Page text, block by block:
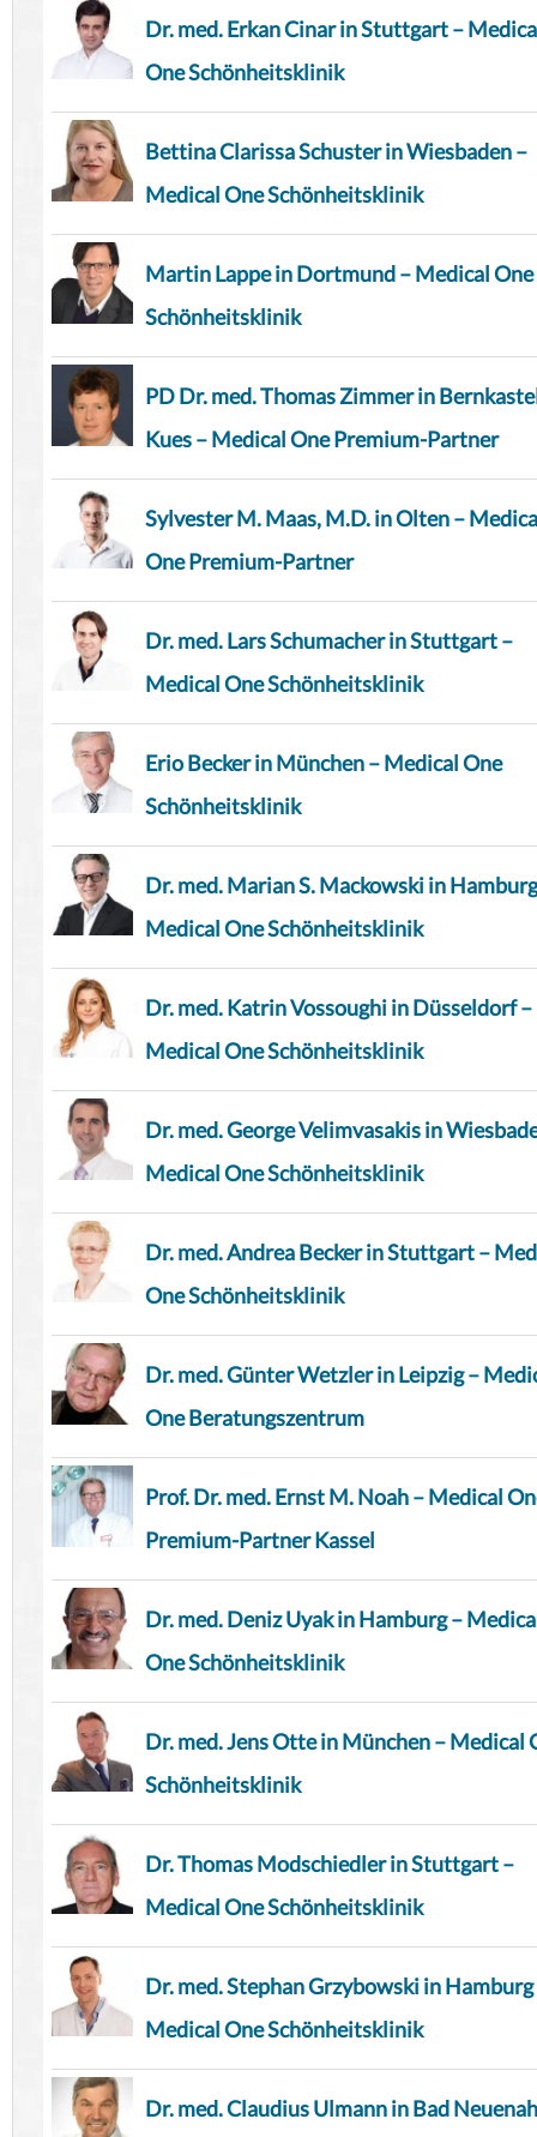
Dr. med. Erkan Cinar in Stuttgart –
One Schönheitsklinik
Bettina Clarissa Schuster in Wiesbaden –
Medical One Schönheitsklinik
Martin Lappe in Dortmund – Medical One
Schönheitsklinik
PD Dr. med. Thomas Zimmer in
Kues – Medical One Premium-Partner
Sylvester M. Maas, M.D. in Olten –
One Premium-Partner
Dr. med. Lars Schumacher in Stuttgart –
Medical One Schönheitsklinik
Erio Becker in München – Medical One
Schönheitsklinik
Dr. med. Marian S. Mackowski in
Medical One Schönheitsklinik
Dr. med. Katrin Vossoughi in Düsseldorf –
Medical One Schönheitsklinik
Dr. med. George Velimvasakis in
Medical One Schönheitsklinik
Dr. med. Andrea Becker in Stuttgart –
One Schönheitsklinik
Dr. med. Günter Wetzler in Leipzig –
One Beratungszentrum
Prof. Dr. med. Ernst M. Noah – Medical
Premium-Partner Kassel
Dr. med. Deniz Uyak in Hamburg –
One Schönheitsklinik
Dr. med. Jens Otte in München – Medical
Schönheitsklinik
Dr. Thomas Modschiedler in Stuttgart –
Medical One Schönheitsklinik
Dr. med. Stephan Grzybowski in Hamburg
Medical One Schönheitsklinik
Dr. med. Claudius Ulmann in Bad